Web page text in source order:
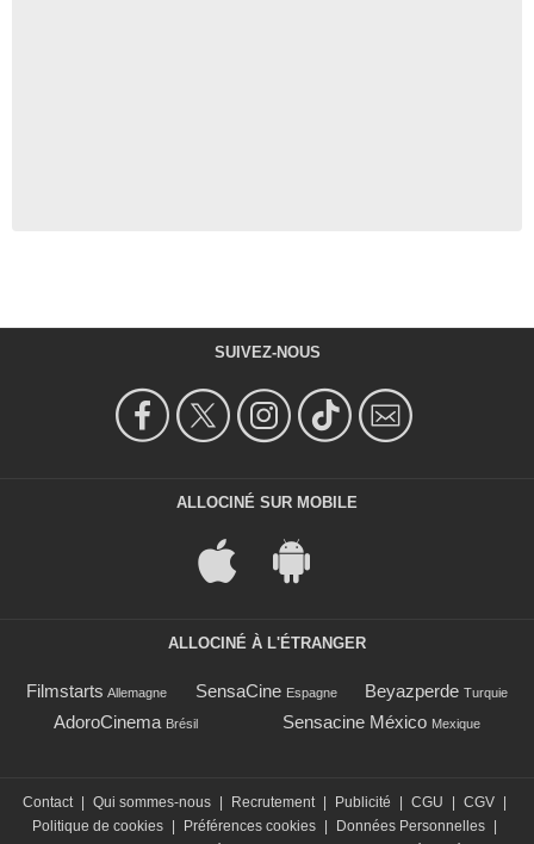
SUIVEZ-NOUS
ALLOCINÉ SUR MOBILE
ALLOCINÉ À L'ÉTRANGER
Filmstarts Allemagne SensaCine Espagne Beyazperde Turquie
AdoroCinema Brésil Sensacine México Mexique
Contact Qui sommes-nous Recrutement Publicité CGU CGV
Politique de cookies
Préférences cookies Données Personnelles